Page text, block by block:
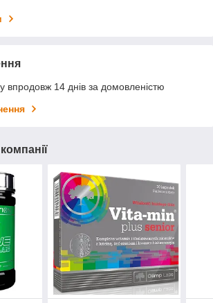
впродовж 14 днів за домовленістю